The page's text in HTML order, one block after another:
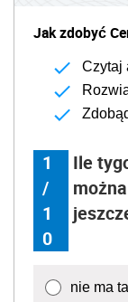
Jak zdobyć
Czytaj
1
/
1
0
Ile
nie ma